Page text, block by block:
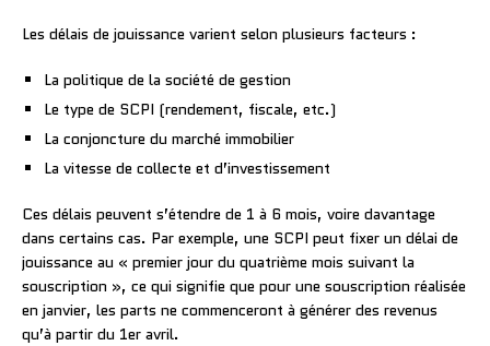
Les délais de jouissance varient selon plusieurs facteurs :
La politique de la société de gestion
Le type de SCPI (rendement, fiscale, etc.)
La conjoncture du marché immobilier
La vitesse de collecte et d’investissement
Ces délais peuvent s’étendre de 1 à 6 mois, voire davantage
dans certains cas. Par exemple, une SCPI peut fixer un délai de
jouissance au « premier jour du quatrième mois suivant la
souscription », ce qui signifie que pour une souscription réalisée
en janvier, les parts ne commenceront à générer des revenus
qu’à partir du 1er avril.